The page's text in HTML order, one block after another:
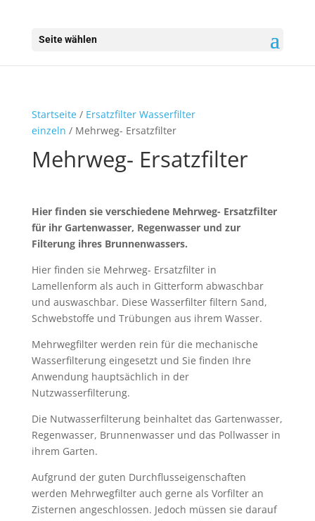
Seite wählen
Startseite/ Ersatzfilter Wasserfilter
einzeln / Mehrweg- Ersatzfilter
Mehrweg- Ersatzfilter
Hier finden sie verschiedene Mehrweg- Ersatzfilter
für ihr Gartenwasser, Regenwasser und zur
Filterung ihres Brunnenwassers.
Hier finden sie Mehrweg- Ersatzfilter in
Lamellenform als auch in Gitterform abwaschbar
und auswaschbar. Diese Wasserfilter filtern Sand,
Schwebstoffe und Trübungen aus ihrem Wasser.
Mehrwegfilter werden rein für die mechanische
Wasserfilterung eingesetzt und Sie finden Ihre
Anwendung hauptsächlich in der
Nutzwasserfilterung.
Die Nutwasserfilterung beinhaltet das Gartenwasser,
Regenwasser, Brunnenwasser und das Pollwasser in
ihrem Garten.
Aufgrund der guten Durchflusseigenschaften
werden Mehrwegfilter auch gerne als Vorfilter an
Zisternen angeschlossen. Jedoch müssen sie darauf